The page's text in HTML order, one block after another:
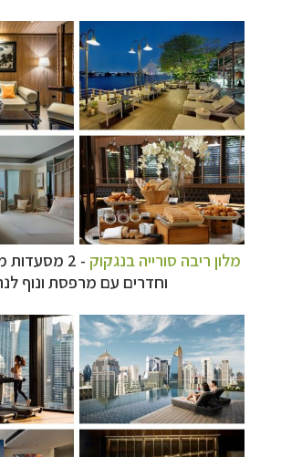
מלון ריבה סורייה בנגקוק
- 2
וחדרים עם מרפסת ונוף